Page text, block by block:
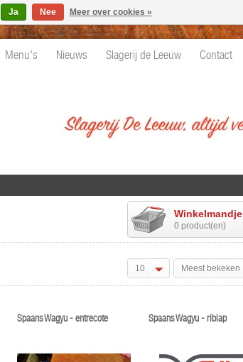
Menu's Nieuws Slagerij de Leeuw Contact
Winkelmandje
0 product(en)
10 Meest bekeken
Spaans Wagyu - entrecote Spaans Wagyu - riblap
Ja Nee Meer over cookies »